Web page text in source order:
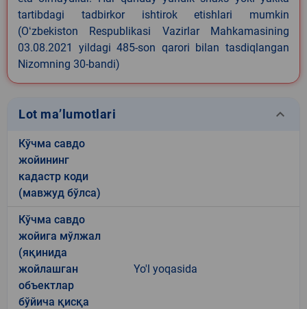
tartibdagi tadbirkor ishtirok etishlari mumkin
(Oʻzbekiston Respublikasi Vazirlar Mahkamasining
03.08.2021 yildagi 485-son qarori bilan tasdiqlangan
Nizomning 30-bandi)
Lot ma’lumotlari keyboard_arrow_down
Кўчма савдо
жойининг
кадастр коди
(мавжуд бўлса)
Кўчма савдо
жойига мўлжал
(яқинида
жойлашган
объектлар
бўйича қисқа
Yo'l yoqasida